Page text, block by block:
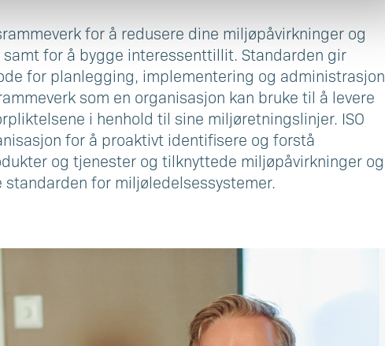
for å redusere dine miljøpåvirkninger og
for å bygge interessenttillit. Standarden gir
for planlegging, implementering og administrasjon
som en organisasjon kan bruke til å levere
i henhold til sine miljøretningslinjer. ISO
for å proaktivt identifisere og forstå
og tjenester og tilknyttede miljøpåvirkninger og
for miljøledelsessystemer.